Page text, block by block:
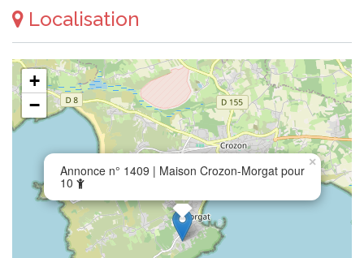
Localisation
Annonce n° 1409 | Maison Crozon-Morgat pour
10
×
+
−